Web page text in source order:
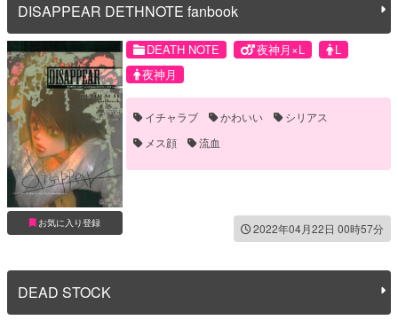
DISAPPEAR DETHNOTE fanbook
お気に入り登録
DEATH NOTE 夜神月×L
L
夜神月
イチャラブ かわいい
シリアス
メス顔
流血
2022年04月22日 00時57分
DEAD STOCK